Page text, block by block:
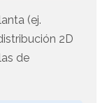
(ej.
2D
de